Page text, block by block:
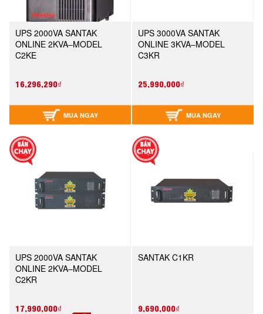
UPS 2000VA SANTAK
ONLINE 2KVA–MODEL
C2KE
16,296,290₫
MUA NGAY
UPS 3000VA SANTAK
ONLINE 3KVA–MODEL
C3KR
25,990,000₫
MUA NGAY
UPS 2000VA SANTAK
ONLINE 2KVA–MODEL
C2KR
17,990,000₫
SANTAK C1KR
9,690,000₫